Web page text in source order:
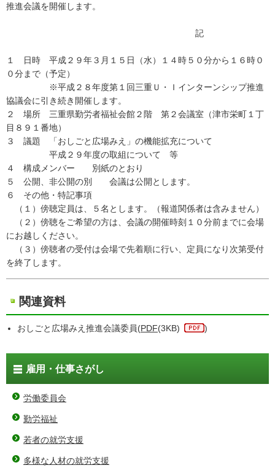
推進会議を開催します。
記
１ 日時 平成２９年３月１５日（水）１４時５０分から１６時０
０分まで（予定）
※平成２８年度第１回三重Ｕ・Ｉインターンシップ推進
協議会に引き続き開催します。
２ 場所 三重県勤労者福祉会館２階 第２会議室（津市栄町１丁
目８９１番地）
３ 議題 「おしごと広場みえ」の機能拡充について
平成２９年度の取組について 等
４ 構成メンバー 別紙のとおり
５ 公開、非公開の別 会議は公開とします。
６ その他・特記事項
（１）傍聴定員は、５名とします。（報道関係者は含みません）
（２）傍聴をご希望の方は、会議の開催時刻１０分前までに会場
にお越しください。
（３）傍聴者の受付は会場で先着順に行い、定員になり次第受付
を終了します。
関連資料
おしごと広場みえ推進会議委員(PDF(3KB) )
雇用・仕事さがし
労働委員会
勤労福祉
若者の就労支援
多様な人材の就労支援